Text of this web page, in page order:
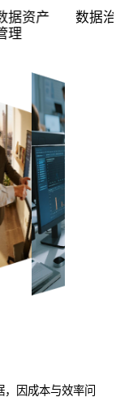
数据治理
因成本与效率问